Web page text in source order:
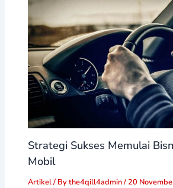
Strategi Sukses Memulai
Mobil
Artikel/ Bythe4qill4admin/ 20